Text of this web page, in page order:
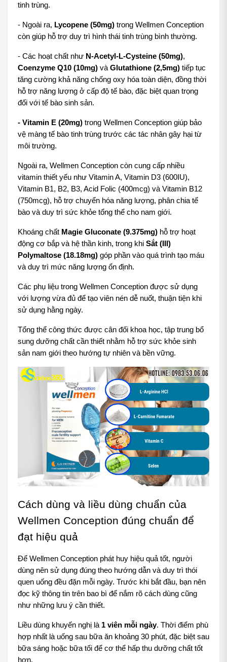
tinh trùng.
- Ngoài ra, Lycopene (50mg) trong Wellmen Conception
còn giúp hỗ trợ duy trì hình thái tinh trùng bình thường.
- Các hoạt chất như N-Acetyl-L-Cysteine (50mg)
Coenzyme Q10 (10mg) và Glutathione (2,5mg) tiếp tục
tăng cường khả năng chống oxy hóa toàn diện, đồng thời
hỗ trợ năng lượng ở cấp độ tế bào, đặc biệt quan trọng
đối với tế bào sinh sản.
- Vitamin E (20mg) trong Wellmen Conception giúp bảo
vệ màng tế bào tinh trùng trước các tác nhân gây hại từ
môi trường.
Ngoài ra, Wellmen Conception còn cung cấp nhiều
vitamin thiết yếu như Vitamin A, Vitamin D3 (600IU),
Vitamin B1, B2, B3, Acid Folic (400mcg) và Vitamin B12
(750mcg), hỗ trợ chuyển hóa năng lượng, phân chia tế
bào và duy trì sức khỏe tổng thể cho nam giới.
Khoáng chất Magie Gluconate (9.375mg) hỗ trợ hoạt
động cơ bắp và hệ thần kinh, trong khi Sắt (III)
Polymaltose (18.18mg) góp phần vào quá trình tạo máu
và duy trì mức năng lượng ổn định.
Các phụ liệu trong Wellmen Conception được sử dụng
với lượng vừa đủ để tạo viên nén dễ nuốt, thuận tiện khi
sử dụng hằng ngày.
Tổng thể công thức được cân đối khoa học, tập trung bổ
sung dưỡng chất cần thiết nhằm hỗ trợ sức khỏe sinh
sản nam giới theo hướng tự nhiên và bền vững.
Cách dùng và liều dùng chuẩn của
Wellmen Conception đúng chuẩn để
đạt hiệu quả
Để Wellmen Conception phát huy hiệu quả tốt, người
dùng nên sử dụng đúng theo hướng dẫn và duy trì thói
quen uống đều đặn mỗi ngày. Trước khi bắt đầu, bạn nên
đọc kỹ thông tin trên bao bì để nắm rõ cách dùng cũng
như những lưu ý cần thiết.
Liều dùng khuyến nghị là 1 viên mỗi ngày. Thời điểm phù
hợp nhất là uống sau bữa ăn khoảng 30 phút, đặc biệt sau
bữa sáng hoặc bữa tối để cơ thể hấp thu dưỡng chất tốt
hơn.